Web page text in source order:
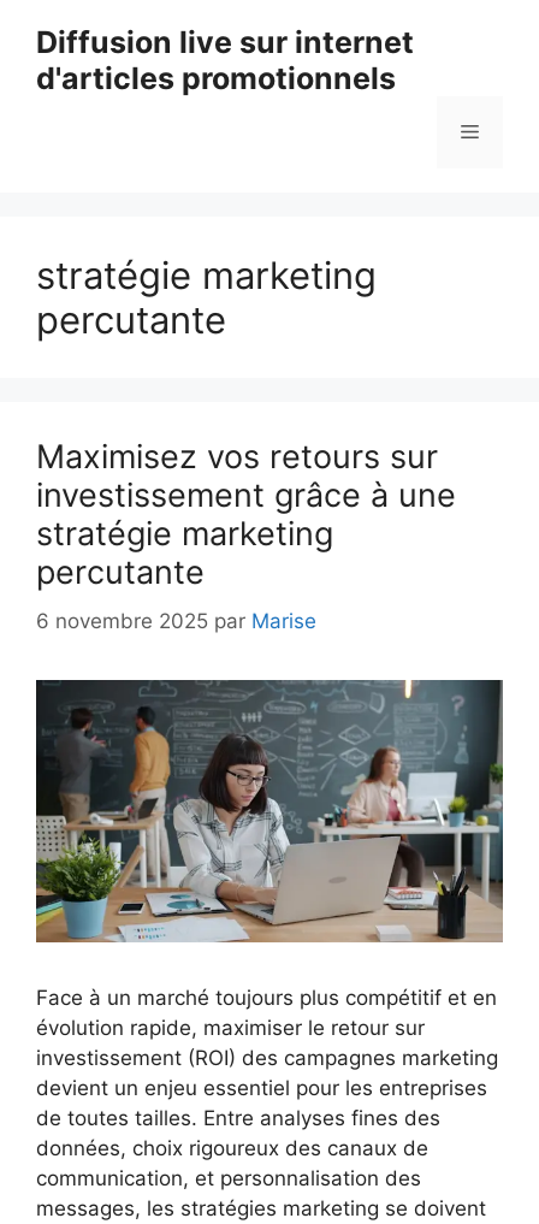
contenu
Diffusion live sur internet
d'articles promotionnels
Menu
stratégie marketing
percutante
Maximisez vos retours sur
investissement grâce à une
stratégie marketing
percutante
6 novembre 2025 par Marise
Face à un marché toujours plus compétitif et en
évolution rapide, maximiser le retour sur
investissement (ROI) des campagnes marketing
devient un enjeu essentiel pour les entreprises
de toutes tailles. Entre analyses fines des
données, choix rigoureux des canaux de
communication, et personnalisation des
messages, les stratégies marketing se doivent